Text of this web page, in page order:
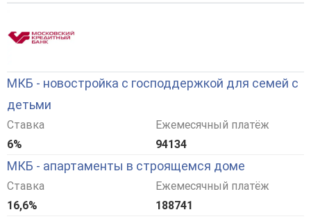
МКБ - новостройка с господдержкой для семей с
детьми
Ставка
6%
Ежемесячный платёж
94134
МКБ - апартаменты в строящемся доме
Ставка
16,6%
Ежемесячный платёж
188741